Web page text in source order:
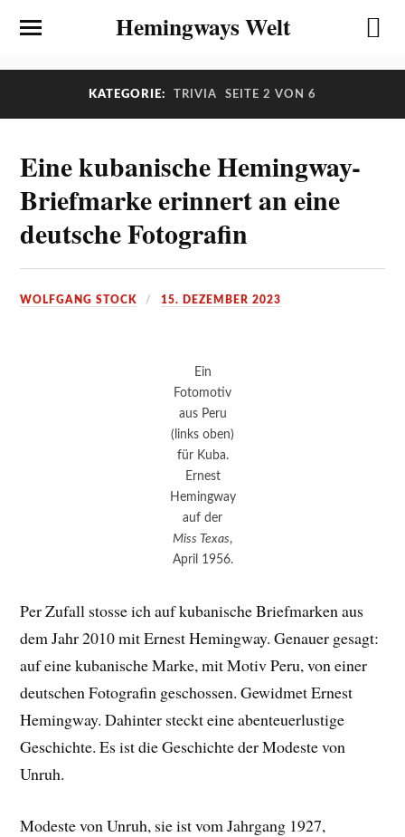
Hemingways Welt
KATEGORIE: TRIVIA SEITE 2 VON 6
Eine kubanische Hemingway-
Briefmarke erinnert an eine
deutsche Fotografin
WOLFGANG STOCK 15. DEZEMBER 2023
Ein
Fotomotiv
aus Peru
(links oben)
für Kuba.
Ernest
Hemingway
auf der
Miss Texas,
April 1956.
Per Zufall stosse ich auf kubanische Briefmarken aus
dem Jahr 2010 mit Ernest Hemingway. Genauer gesagt:
auf eine kubanische Marke, mit Motiv Peru, von einer
deutschen Fotografin geschossen. Gewidmet Ernest
Hemingway. Dahinter steckt eine abenteuerlustige
Geschichte. Es ist die Geschichte der Modeste von
Unruh.
Modeste von Unruh, sie ist vom Jahrgang 1927,